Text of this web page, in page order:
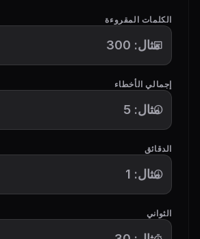
الكلمات المقروءة
article
إجمالي الأخطاء
error_outline
الدقائق
schedule
الثواني